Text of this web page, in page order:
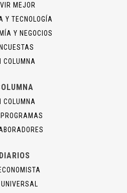
MEJOR
Y TECNOLOGÍA
Y NEGOCIOS
COLUMNA
COLUMNA
DIARIOS
UNIVERSAL